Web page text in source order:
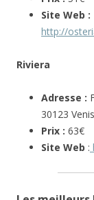
Site Web :
http://
Riviera
Adresse :
30123
Prix : 63€
Site Web :